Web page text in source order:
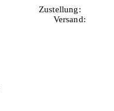
Zustellung:
Versand: